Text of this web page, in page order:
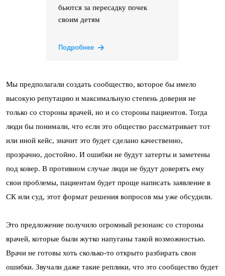
бьются за пересадку почек
своим детям
Подробнее
Мы предполагали создать сообщество, которое бы имело
высокую репутацию и максимальную степень доверия не
только со стороны врачей, но и со стороны пациентов. Тогда
люди бы понимали, что если это общество рассматривает тот
или иной кейс, значит это будет сделано качественно,
прозрачно, достойно. И ошибки не будут затерты и заметены
под ковер. В противном случае люди не будут доверять ему
свои проблемы, пациентам будет проще написать заявление в
СК или суд, этот формат решения вопросов мы уже обсудили.
Это предложение получило огромный резонанс со стороны
врачей, которые были жутко напуганы такой возможностью.
Врачи не готовы хоть сколько-то открыто разбирать свои
ошибки. Звучали даже такие реплики, что это сообщество будет